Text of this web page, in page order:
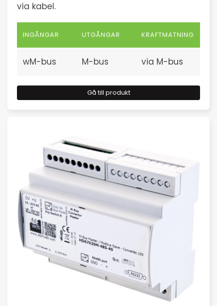
via kabel.
INGÅNGAR UTGÅNGAR KRAFTMATNING
wM-bus M-bus via M-bus
Gå till produkt